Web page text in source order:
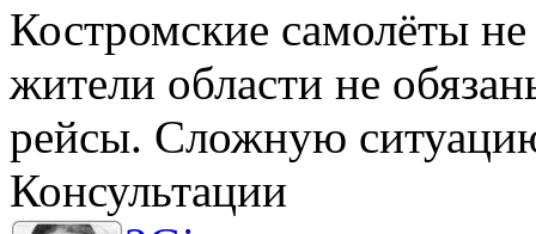
Костромские самолёты
жители области не
рейсы. Сложную
Консультации